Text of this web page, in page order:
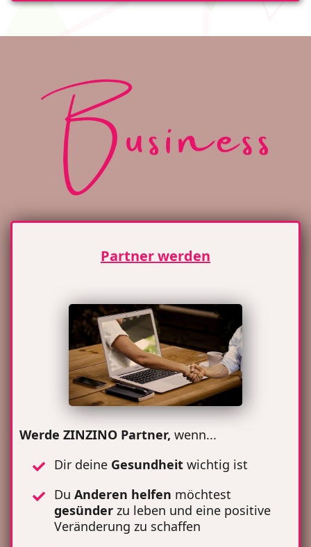
Partner werden
Werde ZINZINO Partner, wenn...
Dir deine Gesundheit wichtig ist
Du Anderen helfen möchtest
gesünder zu leben und eine positive
Veränderung zu schaffen